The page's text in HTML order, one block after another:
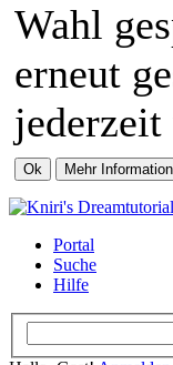
Wahl
erneut
Portal
Suche
Hilfe